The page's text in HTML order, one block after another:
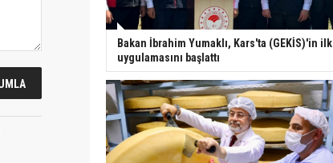
Bakan İbrahim Yumaklı, Kars'ta (GEKİS)'in ilk
uygulamasını başlattı